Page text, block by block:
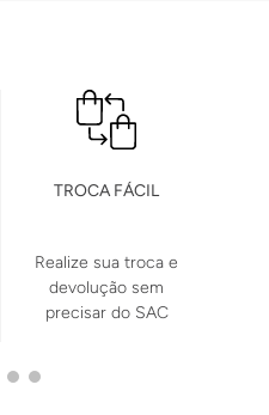
TROCA FÁCIL
Realize sua troca e
devolução sem
precisar do SAC